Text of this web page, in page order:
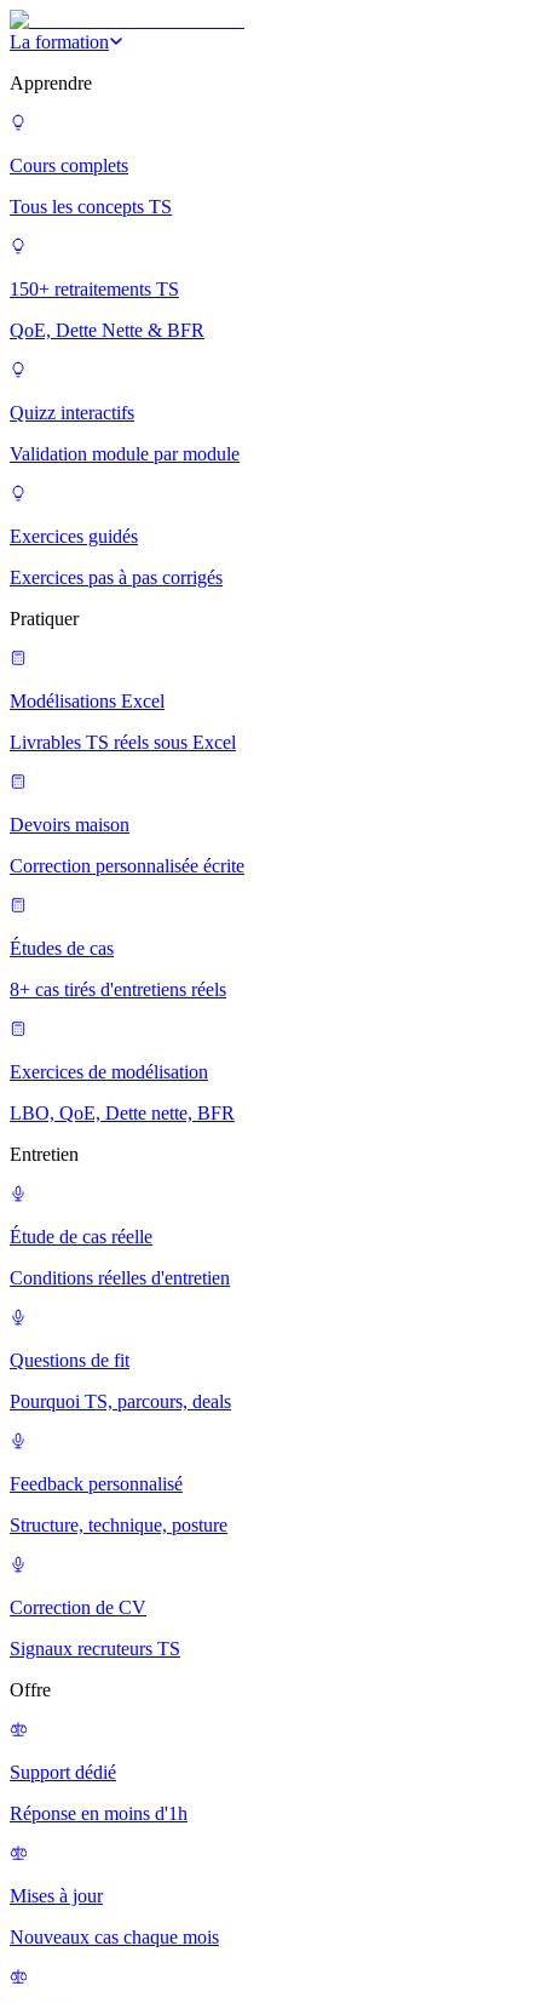
La formation
Apprendre
Cours complets
Tous les concepts TS
150+ retraitements TS
QoE, Dette Nette & BFR
Quizz interactifs
Validation module par module
Exercices guidés
Exercices pas à pas corrigés
Pratiquer
Modélisations Excel
Livrables TS réels sous Excel
Devoirs maison
Correction personnalisée écrite
Études de cas
8+ cas tirés d'entretiens réels
Exercices de modélisation
LBO, QoE, Dette nette, BFR
Entretien
Étude de cas réelle
Conditions réelles d'entretien
Questions de fit
Pourquoi TS, parcours, deals
Feedback personnalisé
Structure, technique, posture
Correction de CV
Signaux recruteurs TS
Offre
Support dédié
Réponse en moins d'1h
Mises à jour
Nouveaux cas chaque mois